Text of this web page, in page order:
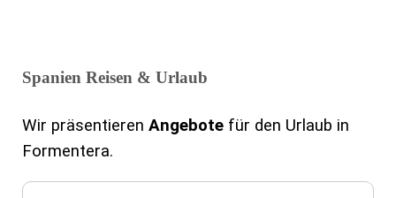
Spanien Reisen & Urlaub
Wir präsentieren Angebotefür den Urlaub in
Formentera.